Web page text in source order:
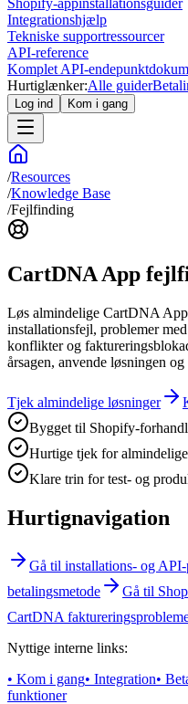
Shopify-appinstallationsguider
Integrationshjælp
Tekniske supportressourcer
API-reference
Komplet API-
Hurtiglænker:Alle guider
Log ind Kom i gang
/Resources
/Knowledge Base
/Fejlfinding
CartDNA App
Løs almindelige CartDNA
installationsfejl, problemer
konflikter og
årsagen, anvende løsningen
Tjek almindelige løsninger
Bygget til Shopify-
Hurtige tjek for
Klare trin for test- og
Hurtignavigation
Gå til installations- og
betalingsmetode
Gå til
CartDNA
Nyttige interne links:
• Kom i gang• Integration•
funktioner